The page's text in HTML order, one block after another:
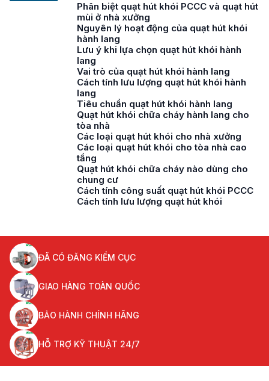
Phân biệt quạt hút khói PCCC và quạt hút
mùi ở nhà xưởng
Nguyên lý hoạt động của quạt hút khói
hành lang
Lưu ý khi lựa chọn quạt hút khói hành
lang
Vai trò của quạt hút khói hành lang
Cách tính lưu lượng quạt hút khói hành
lang
Tiêu chuẩn quạt hút khói hành lang
Quạt hút khói chữa cháy hành lang cho
tòa nhà
Các loại quạt hút khói cho nhà xưởng
Các loại quạt hút khói cho tòa nhà cao
tầng
Quạt hút khói chữa cháy nào dùng cho
chung cư
Cách tính công suất quạt hút khói PCCC
Cách tính lưu lượng quạt hút khói
ĐÃ CÓ ĐĂNG KIỂM CỤC
GIAO HÀNG TOÀN QUỐC
BẢO HÀNH CHÍNH HÃNG
HỖ TRỢ KỸ THUẬT 24/7